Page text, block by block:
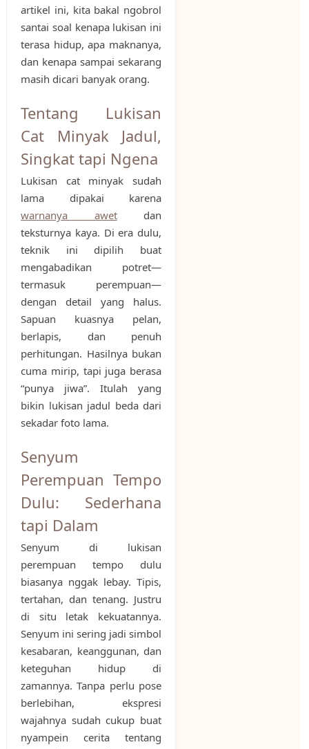
artikel ini, kita bakal ngobrol
santai soal kenapa lukisan ini
terasa hidup, apa maknanya,
dan kenapa sampai sekarang
masih dicari banyak orang.
Tentang Lukisan
Cat Minyak Jadul,
Singkat tapi Ngena
Lukisan cat minyak sudah
lama dipakai karena
warnanya awetdan
teksturnya kaya. Di era dulu,
teknik ini dipilih buat
mengabadikan potret—
termasuk perempuan—
dengan detail yang halus.
Sapuan kuasnya pelan,
berlapis, dan penuh
perhitungan. Hasilnya bukan
cuma mirip, tapi juga berasa
“punya jiwa”. Itulah yang
bikin lukisan jadul beda dari
sekadar foto lama.
Senyum
Perempuan Tempo
Dulu: Sederhana
tapi Dalam
Senyum di lukisan
perempuan tempo dulu
biasanya nggak lebay. Tipis,
tertahan, dan tenang. Justru
di situ letak kekuatannya.
Senyum ini sering jadi simbol
kesabaran, keanggunan, dan
keteguhan hidup di
zamannya. Tanpa perlu pose
berlebihan, ekspresi
wajahnya sudah cukup buat
nyampein cerita tentang